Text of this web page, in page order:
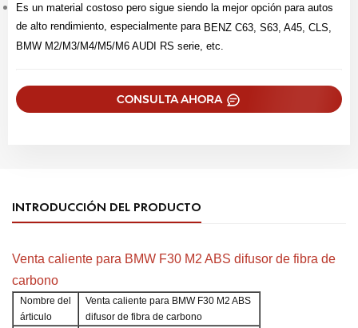
Es un material costoso pero sigue siendo la mejor opción para autos
de alto rendimiento, especialmente para BENZ C63, S63, A45, CLS,
BMW M2/M3/M4/M5/M6 AUDI RS serie, etc.
CONSULTA AHORA
INTRODUCCIÓN DEL PRODUCTO
Venta caliente para BMW F30 M2 ABS difusor de fibra de
carbono
Nombre del
árticulo
Venta caliente para BMW F30 M2 ABS
difusor de fibra de carbono